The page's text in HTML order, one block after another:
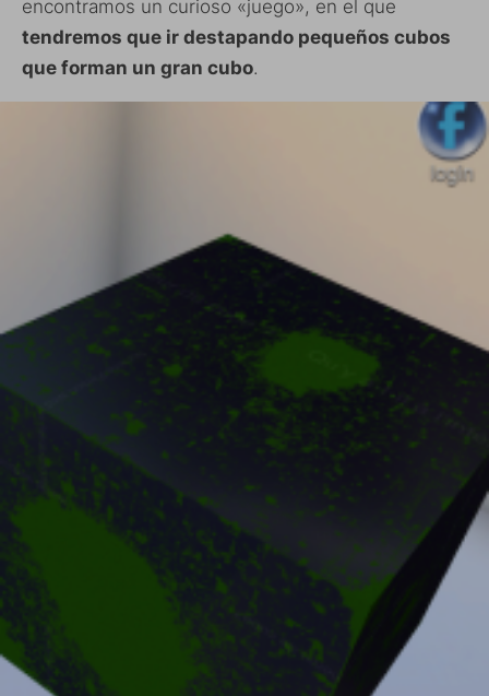
encontramos un curioso «juego», en el que
tendremos que ir destapando pequeños cubos
que forman un gran cubo.